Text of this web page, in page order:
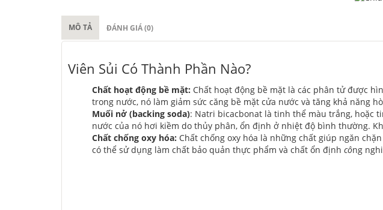
MÔ TẢ ĐÁNH GIÁ (0)
Viên Sủi Có Thành Phần Nào?
Chất hoạt động bề mặt: Chất hoạt động bề mặt là các phân tử được
trong nước, nó làm giảm sức căng bề mặt cửa nước và tăng khả năng
Muối nở (backing soda): Natri bicacbonat là tinh thể màu trắng, hoặc
nước của nó hơi kiềm do thủy phân, ổn định ở nhiệt độ bình thường.
Chất chống oxy hóa: Chất chống oxy hóa là những chất giúp ngăn
có thể sử dụng làm chất bảo quản thực phẩm và chất ổn định công